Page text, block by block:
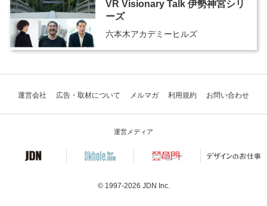
VR Visionary Talk 伊勢神宮シリ
ーズ
六本木アカデミーヒルズ
運営会社 広告・取材について メルマガ 利用規約 お問い合わせ
運営メディア
© 1997-2026 JDN Inc.